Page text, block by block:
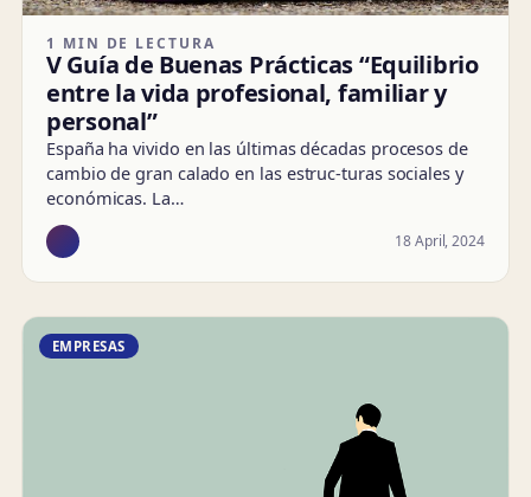
1 MIN DE LECTURA
V Guía de Buenas Prácticas “Equilibrio
entre la vida profesional, familiar y
personal”
España ha vivido en las últimas décadas procesos de
cambio de gran calado en las estruc-turas sociales y
económicas. La…
18 April, 2024
EMPRESAS